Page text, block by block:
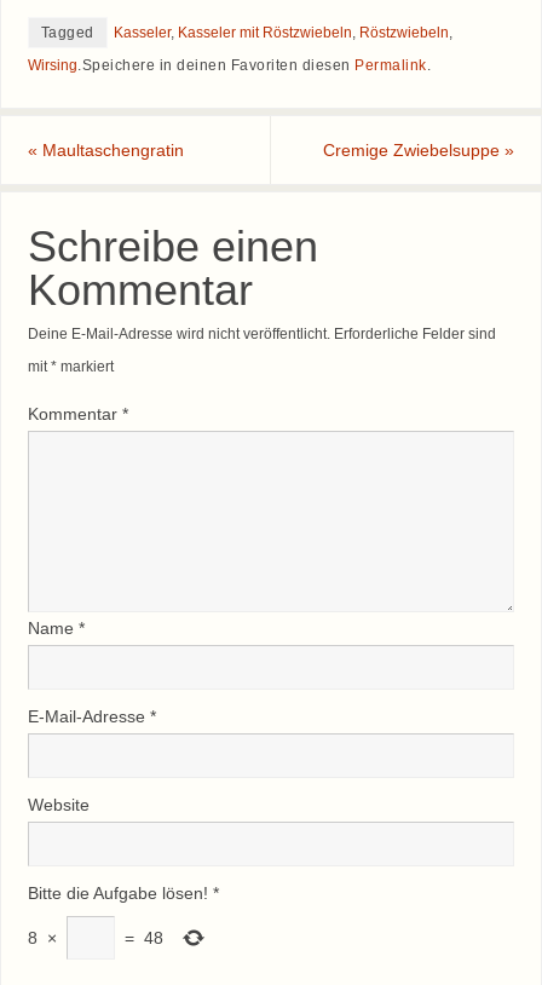
Tagged Kasseler, Kasseler mit Röstzwiebeln, Röstzwiebeln,
Wirsing.Speichere in deinen Favoriten diesen Permalink.
« Maultaschengratin Cremige Zwiebelsuppe»
Schreibe einen
Kommentar
Deine E-Mail-Adresse wird nicht veröffentlicht. Erforderliche Felder sind
mit *markiert
Kommentar *
Name *
E-Mail-Adresse *
Website
Bitte die Aufgabe lösen! *
8 × = 48